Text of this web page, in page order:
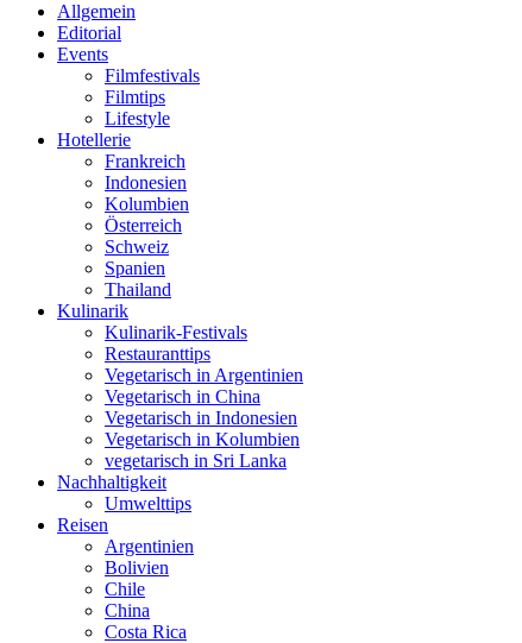
Allgemein
Editorial
Events
Filmfestivals
Filmtips
Lifestyle
Hotellerie
Frankreich
Indonesien
Kolumbien
Österreich
Schweiz
Spanien
Thailand
Kulinarik
Kulinarik-Festivals
Restauranttips
Vegetarisch in Argentinien
Vegetarisch in China
Vegetarisch in Indonesien
Vegetarisch in Kolumbien
vegetarisch in Sri Lanka
Nachhaltigkeit
Umwelttips
Reisen
Argentinien
Bolivien
Chile
China
Costa Rica